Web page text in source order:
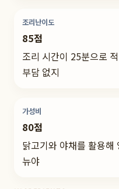
조리난이도
85점
조리 시간이 25분으로
부담 없지
가성비
80점
닭고기와 야채를 활용해
뉴야